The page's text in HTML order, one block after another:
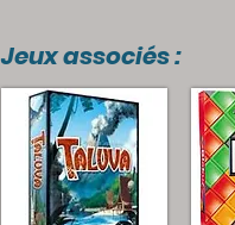
Jeux associés :